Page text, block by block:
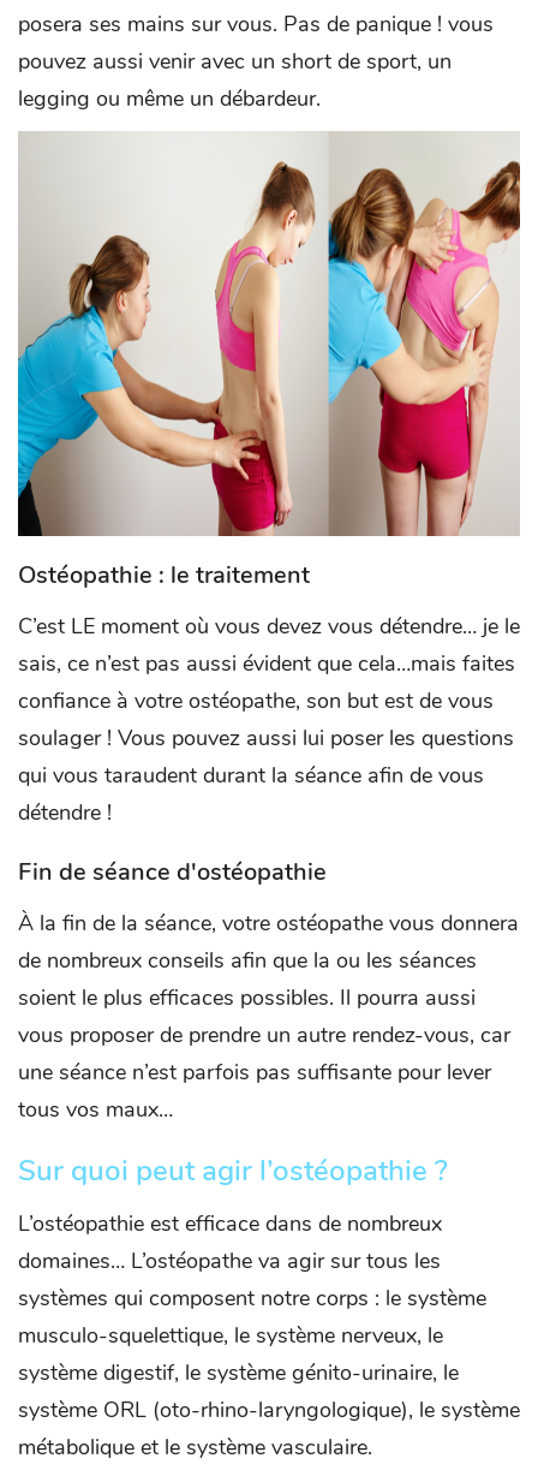
posera ses mains sur vous. Pas de panique ! vous
pouvez aussi venir avec un short de sport, un
legging ou même un débardeur.
Ostéopathie : le traitement
C’est LE moment où vous devez vous détendre… je le
sais, ce n’est pas aussi évident que cela…mais faites
confiance à votre ostéopathe, son but est de vous
soulager ! Vous pouvez aussi lui poser les questions
qui vous taraudent durant la séance afin de vous
détendre !
Fin de séance d'ostéopathie
À la fin de la séance, votre ostéopathe vous donnera
de nombreux conseils afin que la ou les séances
soient le plus efficaces possibles. Il pourra aussi
vous proposer de prendre un autre rendez-vous, car
une séance n’est parfois pas suffisante pour lever
tous vos maux…
Sur quoi peut agir l’ostéopathie ?
L’ostéopathie est efficace dans de nombreux
domaines… L’ostéopathe va agir sur tous les
systèmes qui composent notre corps : le système
musculo-squelettique, le système nerveux, le
système digestif, le système génito-urinaire, le
système ORL (oto-rhino-laryngologique), le système
métabolique et le système vasculaire.